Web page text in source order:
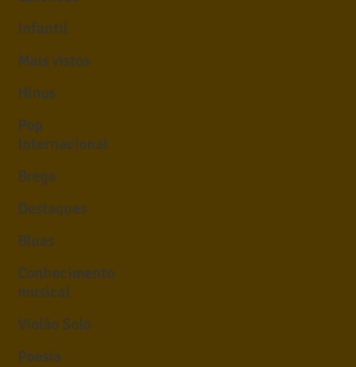
Infantil
Mais vistos
Hinos
Pop
Internacional
Brega
Destaques
Blues
Conhecimento
musical
Violão Solo
Poesia